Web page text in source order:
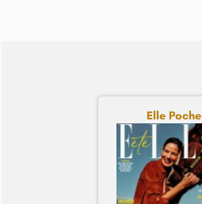
Elle Poche